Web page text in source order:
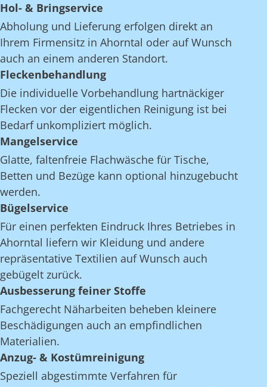
Hol- & Bringservice
Abholung und Lieferung erfolgen direkt an
Ihrem Firmensitz in Ahorntal oder auf Wunsch
auch an einem anderen Standort.
Fleckenbehandlung
Die individuelle Vorbehandlung hartnäckiger
Flecken vor der eigentlichen Reinigung ist bei
Bedarf unkompliziert möglich.
Mangelservice
Glatte, faltenfreie Flachwäsche für Tische,
Betten und Bezüge kann optional hinzugebucht
werden.
Bügelservice
Für einen perfekten Eindruck Ihres Betriebes in
Ahorntal liefern wir Kleidung und andere
repräsentative Textilien auf Wunsch auch
gebügelt zurück.
Ausbesserung feiner Stoffe
Fachgerecht Näharbeiten beheben kleinere
Beschädigungen auch an empfindlichen
Materialien.
Anzug- & Kostümreinigung
Speziell abgestimmte Verfahren für